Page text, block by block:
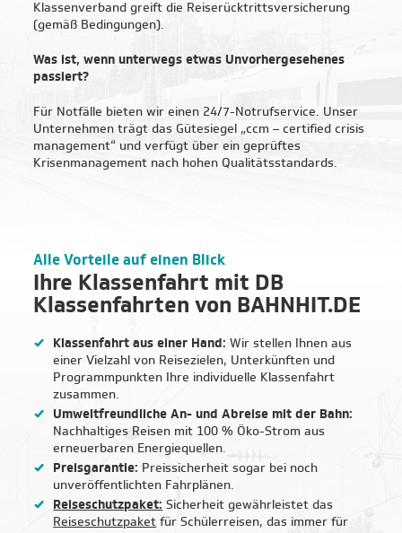
Klassenverband greift die Reiserücktrittsversicherung
(gemäß Bedingungen).
Was ist, wenn unterwegs etwas Unvorhergesehenes
passiert?
Für Notfälle bieten wir einen 24/7-Notrufservice. Unser
Unternehmen trägt das Gütesiegel „ccm – certified crisis
management“ und verfügt über ein geprüftes
Krisenmanagement nach hohen Qualitätsstandards.
Ihre Klassenfahrt mit DB
Klassenfahrten von BAHNHIT.DE
Alle Vorteile auf einen Blick
Klassenfahrt aus einer Hand: Wir stellen Ihnen aus
einer Vielzahl von Reisezielen, Unterkünften und
Programmpunkten Ihre individuelle Klassenfahrt
zusammen.
Umweltfreundliche An- und Abreise mit der Bahn:
Nachhaltiges Reisen mit 100 % Öko-Strom aus
erneuerbaren Energiequellen.
Preisgarantie: Preissicherheit sogar bei noch
unveröffentlichten Fahrplänen.
Reiseschutzpaket: Sicherheit gewährleistet das
Reiseschutzpaket für Schülerreisen, das immer für
Über 400 Hotels
Schnelle Buchung
Schnell am Ziel